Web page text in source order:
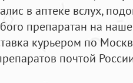
в аптеке вслух,
препаратан на
курьером по
почтой